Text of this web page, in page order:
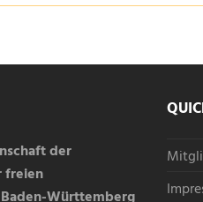
der
freien
Württemberg